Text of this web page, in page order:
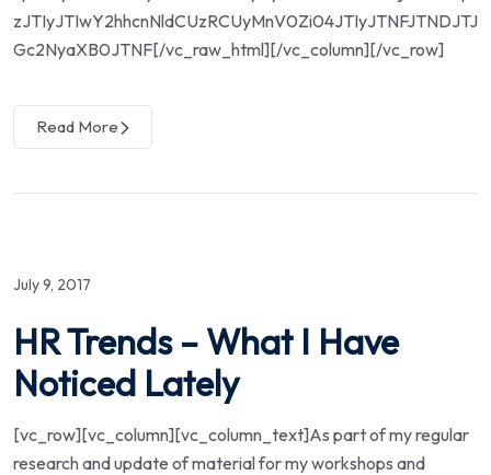
zJTIyJTIwY2hhcnNldCUzRCUyMnV0Zi04JTIyJTNFJTNDJTJ
Gc2NyaXB0JTNF[/vc_raw_html][/vc_column][/vc_row]
Read More
July 9, 2017
HR Trends – What I Have
Noticed Lately
[vc_row][vc_column][vc_column_text]As part of my regular
research and update of material for my workshops and